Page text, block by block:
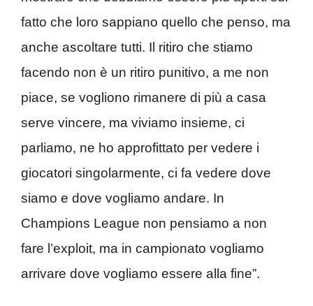
fatto che loro sappiano quello che penso, ma
anche ascoltare tutti. Il ritiro che stiamo
facendo non è un ritiro punitivo, a me non
piace, se vogliono rimanere di più a casa
serve vincere, ma viviamo insieme, ci
parliamo, ne ho approfittato per vedere i
giocatori singolarmente, ci fa vedere dove
siamo e dove vogliamo andare. In
Champions League non pensiamo a non
fare l’exploit, ma in campionato vogliamo
arrivare dove vogliamo essere alla fine”.